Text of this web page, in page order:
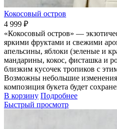
Кокосовый остров
4 999 ₽
«Кокосовый остров» —
яркими фруктами и свежими
апельсины, яблоки (зеленые и
мандарины, кокос, фисташка и
близким кусочек тропиков с
Возможны небольшие
композиция букета будет
В корзину Подробнее
Быстрый просмотр